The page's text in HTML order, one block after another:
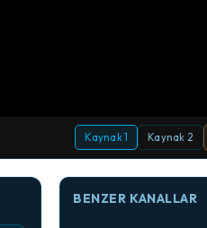
Kaynak 1 Kaynak 2
BENZER KANALLAR